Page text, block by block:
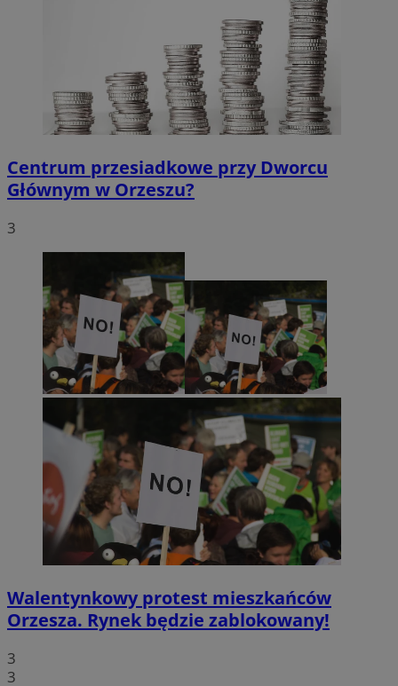
Centrum przesiadkowe przy Dworcu
Głównym w Orzeszu?
3
Walentynkowy protest mieszkańców
Orzesza. Rynek będzie zablokowany!
3
3